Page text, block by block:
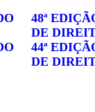
48ª
DE
44ª
DE